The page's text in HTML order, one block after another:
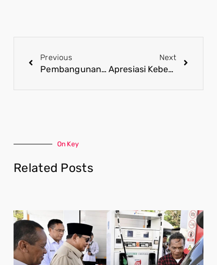
Previous
Pembangunan AMN Manado Lahirkan Kekompakan Antar Anak Bangsa untuk Bersama Membangun Negeri
Next
Apresiasi Keberhasilan Pemerintah Tangani Berbagai Isu Papua, Ciptakan Sinkronisasi Pusat dan Daerah
On Key
Related Posts